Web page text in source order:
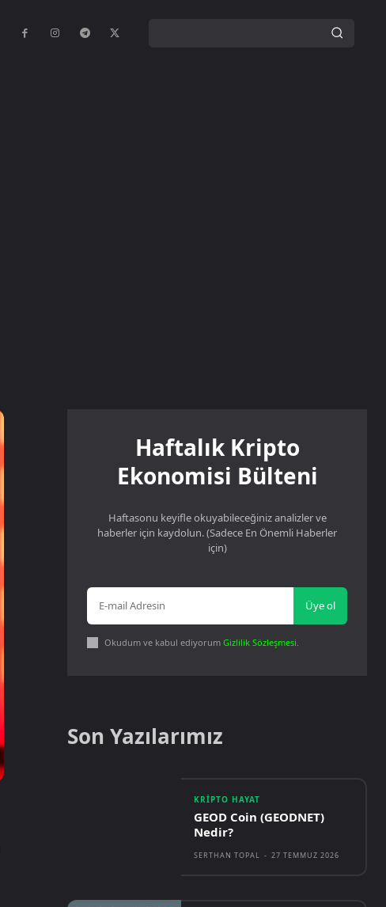
Haftalık Kripto
Ekonomisi Bülteni
Haftasonu keyifle okuyabileceğiniz analizler ve
haberler için kaydolun. (Sadece En Önemli Haberler
için)
Üye ol
Okudum ve kabul ediyorumGizlilik Sözleşmesi.
Son Yazılarımız
KRIPTO HAYAT
GEOD Coin (GEODNET)
Nedir?
SERTHAN TOPAL - 27 TEMMUZ 2026